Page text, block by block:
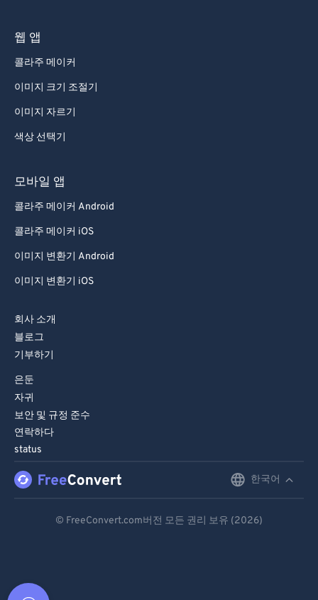
웹 앱
콜라주 메이커
이미지 크기 조절기
이미지 자르기
색상 선택기
모바일 앱
콜라주 메이커 Android
콜라주 메이커 iOS
이미지 변환기 Android
이미지 변환기 iOS
회사 소개
블로그
기부하기
은둔
자귀
보안 및 규정 준수
연락하다
status
한국어
© FreeConvert.com버전 모든 권리 보유 (2026)